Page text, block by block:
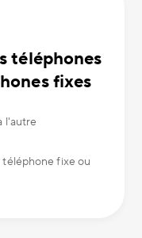
téléphones
fixes
l'autre
fixe ou